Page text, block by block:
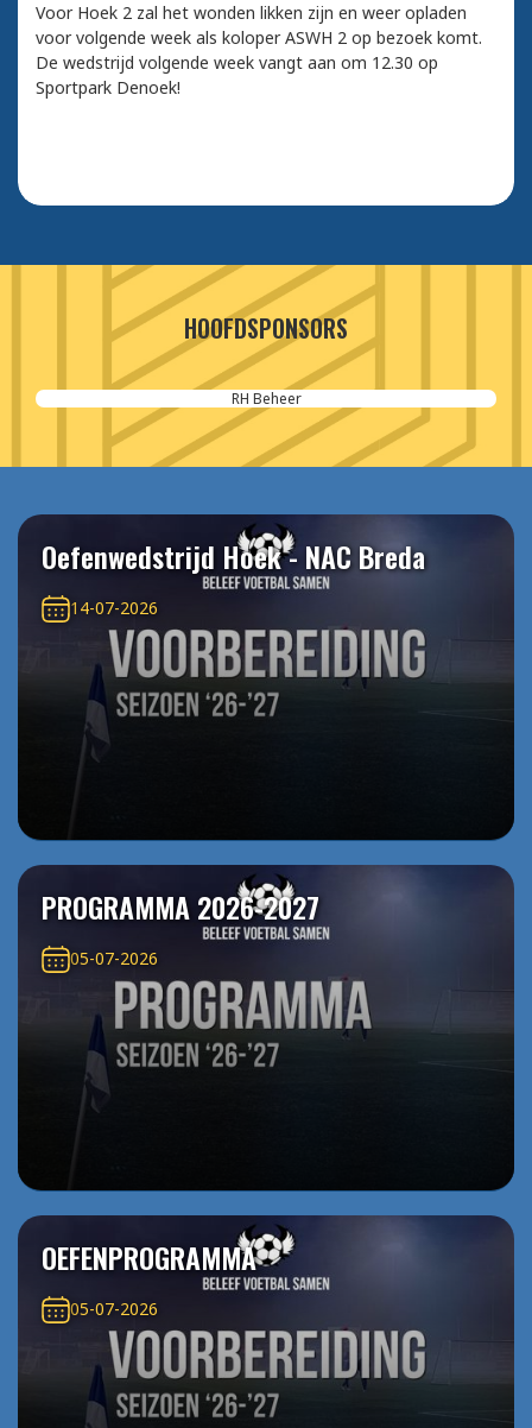
Voor Hoek 2 zal het wonden likken zijn en weer opladen
voor volgende week als koloper ASWH 2 op bezoek komt.
De wedstrijd volgende week vangt aan om 12.30 op
Sportpark Denoek!
HOOFDSPONSORS
RH Beheer
Oefenwedstrijd Hoek - NAC Breda
14-07-2026
PROGRAMMA 2026-2027
05-07-2026
OEFENPROGRAMMA
05-07-2026